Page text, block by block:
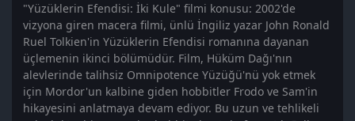
"Yüzüklerin Efendisi: İki Kule" filmi konusu: 2002'de
vizyona giren macera filmi, ünlü İngiliz yazar John Ronald
Ruel Tolkien'in Yüzüklerin Efendisi romanına dayanan
üçlemenin ikinci bölümüdür. Film, Hüküm Dağı'nın
alevlerinde talihsiz Omnipotence Yüzüğü'nü yok etmek
için Mordor'un kalbine giden hobbitler Frodo ve Sam'in
hikayesini anlatmaya devam ediyor. Bu uzun ve tehlikeli